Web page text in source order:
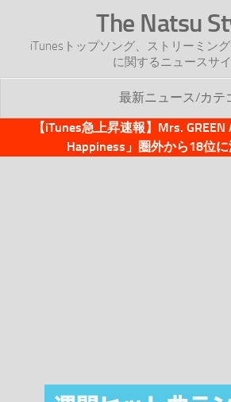
The Natsu
iTunesトップソング、ストリーミン
に関するニュースサ
最新ニュース/カ
注目カテゴリ
【iTunes急上昇速報】Mrs. GREEN
Happiness」圏外から18位